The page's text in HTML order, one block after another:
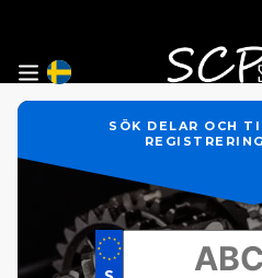
SÖK DELAR OCH